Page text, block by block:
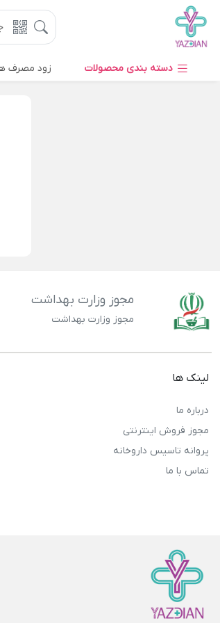
دسته بندی محصولات زود مصرف
مجوز وزارت بهداشت
مجوز وزارت بهداشت
لینک ها
درباره ما
مجوز فروش اینترنتی
پروانه تاسیس داروخانه
تماس با ما